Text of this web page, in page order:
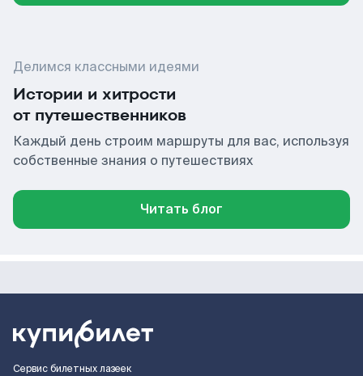
Делимся классными идеями
Истории и хитрости
от путешественников
Каждый день строим маршруты для вас, используя
собственные знания о путешествиях
Читать блог
Сервис билетных лазеек